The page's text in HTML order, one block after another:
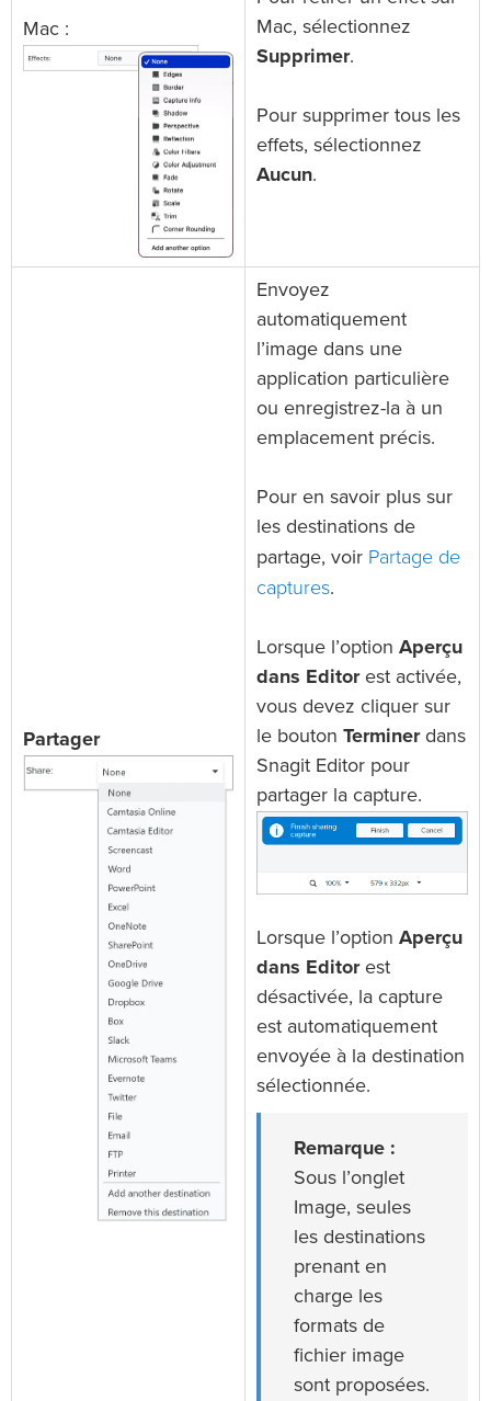
Mac :
Mac, sélectionnez
Supprimer.
Pour supprimer tous les
effets, sélectionnez
Aucun.
Partager
Envoyez
automatiquement
l’image dans une
application particulière
ou enregistrez-la à un
emplacement précis.
Pour en savoir plus sur
les destinations de
partage, voir Partage de
captures.
Lorsque l’option Aperçu
dans Editorest activée,
vous devez cliquer sur
le bouton Terminerdans
Snagit Editor pour
partager la capture.
Lorsque l’option Aperçu
dans Editorest
désactivée, la capture
est automatiquement
envoyée à la destination
sélectionnée.
Remarque :
Sous l’onglet
Image, seules
les destinations
prenant en
charge les
formats de
fichier image
sont proposées.